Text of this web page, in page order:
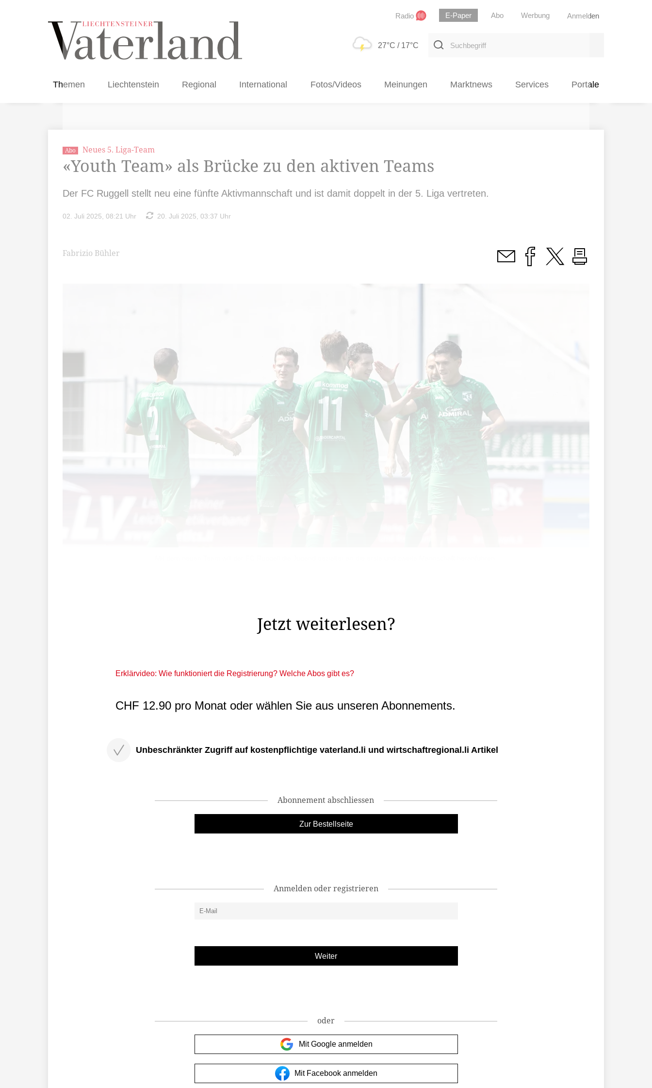
Radio E-Paper Abo Werbung Anmelden
27°C / 17°C
Suchbegriff
Themen Liechtenstein Regional International Fotos/Videos Meinungen Marktnews Services Portale
Abo Neues 5. Liga-Team
«Youth Team» als Brücke zu den aktiven Teams
Der FC Ruggell stellt neu eine fünfte Aktivmannschaft und ist damit doppelt in der 5. Liga vertreten.
02. Juli 2025, 08:21 Uhr 20. Juli 2025, 03:37 Uhr
Fabrizio Bühler
Jetzt weiterlesen?
Erklärvideo: Wie funktioniert die Registrierung? Welche Abos gibt es?
CHF 12.90 pro Monat oder wählen Sie aus unseren Abonnements.
Unbeschränkter Zugriff auf kostenpflichtige vaterland.li und wirtschaftregional.li Artikel
Abonnement abschliessen
Zur Bestellseite
Anmelden oder registrieren
oder
Mit Google anmelden
Mit Facebook anmelden